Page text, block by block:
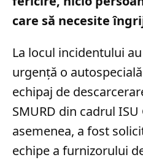
care să necesite
La locul incidentului
urgență o
echipaj de
SMURD din cadrul
asemenea, a fost
echipe a furnizorului